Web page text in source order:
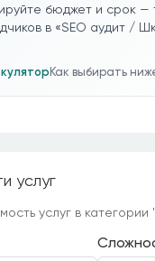
бюджет и срок —
в «SEO аудит /
Как выбирать
услуг
услуг в категории